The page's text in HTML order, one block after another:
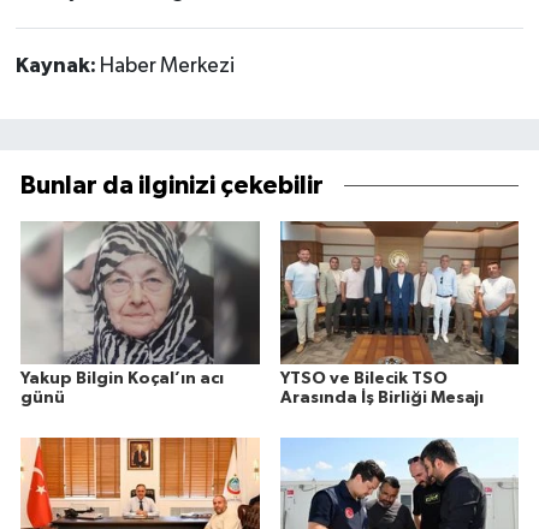
Kaynak: Haber Merkezi
Bunlar da ilginizi çekebilir
Yakup Bilgin Koçal’ın acı
günü
YTSO ve Bilecik TSO
Arasında İş Birliği Mesajı